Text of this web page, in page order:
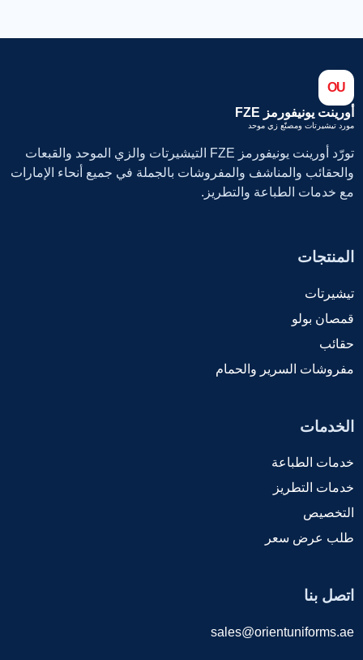
OU
أورينت يونيفورمز FZE
مورد تيشيرتات ومصنّع زي موحد
تورّد أورينت يونيفورمز FZE التيشيرتات والزي الموحد والقبعات
والحقائب والمناشف والمفروشات بالجملة في جميع أنحاء الإمارات
مع خدمات الطباعة والتطريز.
المنتجات
تيشيرتات
قمصان بولو
حقائب
مفروشات السرير والحمام
الخدمات
خدمات الطباعة
خدمات التطريز
التخصيص
طلب عرض سعر
اتصل بنا
sales@orientuniforms.ae